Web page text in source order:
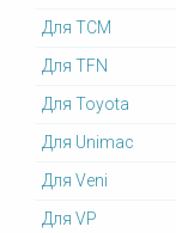
Для TCM
Для TFN
Для Toyota
Для Unimac
Для Veni
Для VP